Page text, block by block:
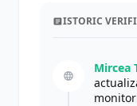
ISTORIC
Mircea